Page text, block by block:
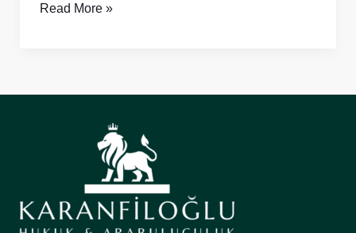
2026
Read More »